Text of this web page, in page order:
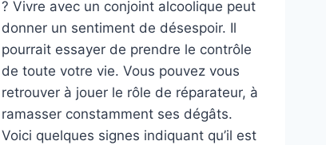
? Vivre avec un conjoint alcoolique peut
donner un sentiment de désespoir. Il
pourrait essayer de prendre le contrôle
de toute votre vie. Vous pouvez vous
retrouver à jouer le rôle de réparateur, à
ramasser constamment ses dégâts.
Voici quelques signes indiquant qu’il est